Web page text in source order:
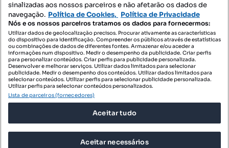
Contacte-nos
SIGA-NOS:
DESCARREGAR NA:
© 2026 Imovirtual.com, OLX Portugal, S.A.
sinalizadas aos nossos parceiros e não afetarão os dados de
navegação. Política de Cookies, Política de Privacidade
Nós e os nossos parceiros tratamos os dados para fornecermos:
Utilizar dados de geolocalização precisos. Procurar ativamente as características
do dispositivo para identificação. Compreender os públicos através de estatísticas
ou combinações de dados de diferentes fontes. Armazenar e/ou aceder a
informações num dispositivo. Medir o desempenho da publicidade. Criar perfis
para personalizar conteúdos. Criar perfis para publicidade personalizada.
Desenvolver e melhorar serviços. Utilizar dados limitados para selecionar
publicidade. Medir o desempenho dos conteúdos. Utilizar dados limitados para
selecionar conteúdos. Utilizar perfis para selecionar publicidade personalizada.
Utilizar perfis para selecionar conteúdos personalizados.
Lista de parceiros (fornecedores)
Aceitar tudo
Aceitar necessários